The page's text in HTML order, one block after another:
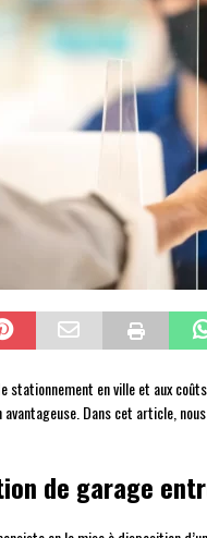
stationnement en ville et aux
Dans cet article,
de garage